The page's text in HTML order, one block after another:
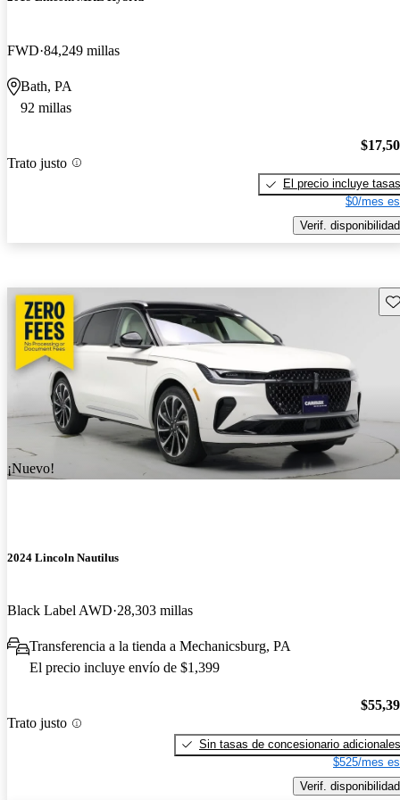
FWD 84,249 millas
Bath, PA
92 millas
Trato justo
El precio incluye tasas
$0/mes
Verif. disponibilidad
¡Nuevo!
2024 Lincoln Nautilus
Black Label AWD 28,303 millas
Transferencia a la tienda a Mechanicsburg, PA
El precio incluye envío de $1,399
Trato justo
Sin tasas de concesionario adicionales
$525/mes
Verif. disponibilidad